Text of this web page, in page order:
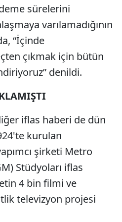
sürelerini
varılamadığının
“İçinde
çıkmak için bütün
denildi.
iflas haberi de dün
kurulan
şirketi Metro
Stüdyoları iflas
4 bin filmi ve
televizyon projesi